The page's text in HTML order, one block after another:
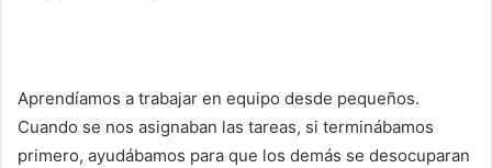
Aprendíamos a trabajar en equipo desde pequeños.
Cuando se nos asignaban las tareas, si terminábamos
primero, ayudábamos para que los demás se desocuparan